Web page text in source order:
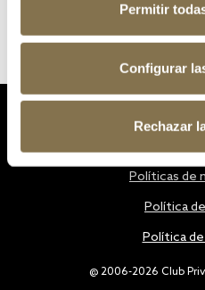
Permitir
Configurar
Rechazar
@ 2006-2026 Club
Políticas de
Política
Política